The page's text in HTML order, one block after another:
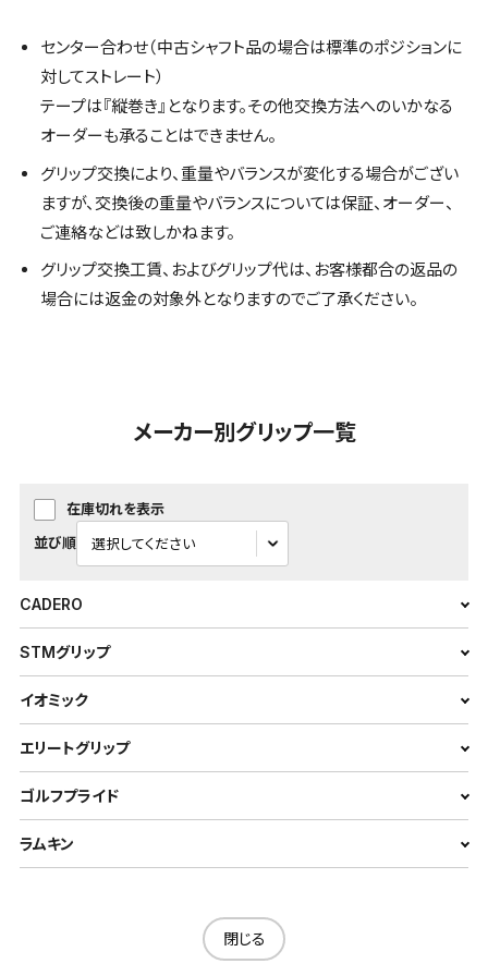
センター合わせ（中古シャフト品の場合は標準のポジションに
対してストレート）
テープは『縦巻き』となります。その他交換方法へのいかなる
オーダーも承ることはできません。
グリップ交換により、重量やバランスが変化する場合がござい
ますが、交換後の重量やバランスについては保証、オーダー、
ご連絡などは致しかねます。
グリップ交換工賃、およびグリップ代は、お客様都合の返品の
場合には返金の対象外となりますのでご了承ください。
メーカー別グリップ一覧
在庫切れを表示
並び順
CADERO
STMグリップ
イオミック
エリートグリップ
ゴルフプライド
ラムキン
閉じる